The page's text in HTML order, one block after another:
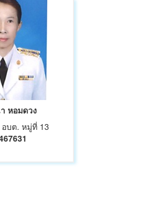
หอมดวง
บต. หมู่ที่ 13